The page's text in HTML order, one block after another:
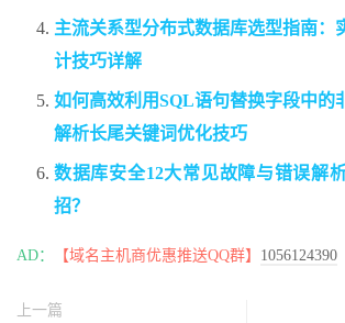
主流关系型分布式数据库选型指南：
计技巧详解
如何高效利用SQL语句替换字段中的
解析长尾关键词优化技巧
数据库安全12大常见故障与错误解
招？
AD： 【域名主机商优惠推送QQ群】 1056124390
上一篇